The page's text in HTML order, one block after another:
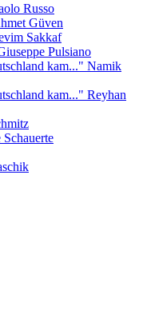
Russo
Güven
Sakkaf
Pulsiano
kam..." Namik
kam..." Reyhan